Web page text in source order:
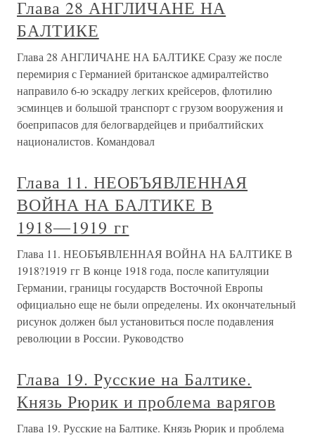
Глава 28 АНГЛИЧАНЕ НА
БАЛТИКЕ
Глава 28 АНГЛИЧАНЕ НА БАЛТИКЕ Сразу же после
перемирия с Германией британское адмиралтейство
направило 6-ю эскадру легких крейсеров, флотилию
эсминцев и большой транспорт с грузом вооружения и
боеприпасов для белогвардейцев и прибалтийских
националистов. Командовал
Глава 11. НЕОБЪЯВЛЕННАЯ
ВОЙНА НА БАЛТИКЕ В
1918―1919 гг
Глава 11. НЕОБЪЯВЛЕННАЯ ВОЙНА НА БАЛТИКЕ В
1918?1919 гг В конце 1918 года, после капитуляции
Германии, границы государств Восточной Европы
официально еще не были определены. Их окончательный
рисунок должен был установиться после подавления
революции в России. Руководство
Глава 19. Русские на Балтике.
Князь Рюрик и проблема варягов
Глава 19. Русские на Балтике. Князь Рюрик и проблема